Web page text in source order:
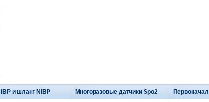
и шланг NIBP Многоразовые датчики Spo2